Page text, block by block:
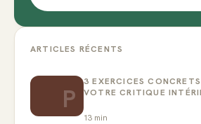
ARTICLES RÉCENTS
P
3 EXERCICES
VOTRE CRITIQUE
13 min